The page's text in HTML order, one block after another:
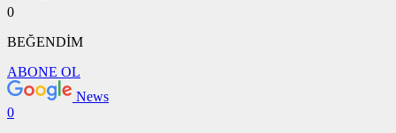
0
BEĞENDİM
ABONE OL
News
0